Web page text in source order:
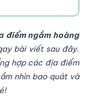
điểm ngắm hoàng
bài viết sau đây.
hợp các địa điểm
nhìn bao quát và